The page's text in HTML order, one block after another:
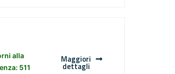
alla
511
Maggiori
dettagli